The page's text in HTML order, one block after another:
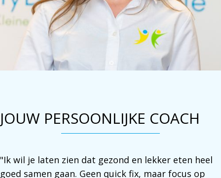
JOUW PERSOONLIJKE COACH
"Ik wil je laten zien dat gezond en lekker eten heel
goed samen gaan. Geen quick fix, maar focus op